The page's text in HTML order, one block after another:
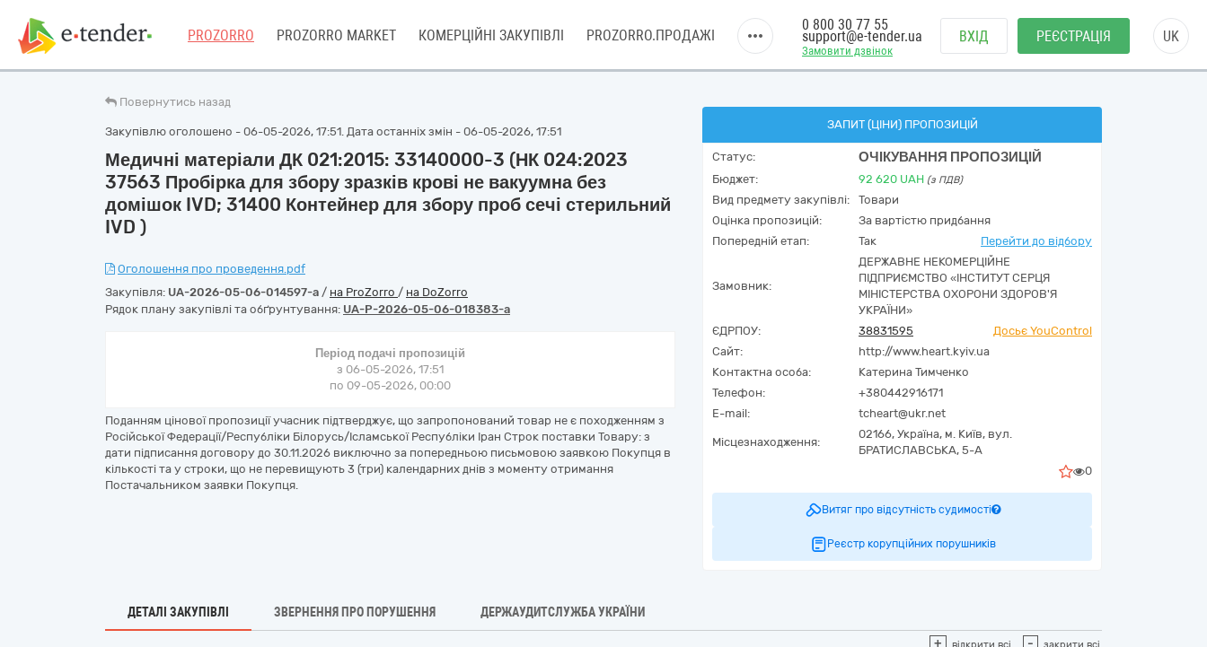
PROZORRO PROZORRO MARKET КОМЕРЦІЙНІ ЗАКУПІВЛІ PROZORRO.ПРОДАЖІ
Замовити дзвінок
0 800 30 77 55
support@e-tender.ua ВХІД РЕЄСТРАЦІЯ UK
Повернутись назад
Закупівлю оголошено - 06-05-2026, 17:51. Дата останніх змін - 06-05-2026, 17:51
Медичні матеріали ДК 021:2015: 33140000-3 (НК 024:2023
37563 Пробірка для збору зразків крові не вакуумна без
домішок IVD; 31400 Контейнер для збору проб сечі стерильний
IVD )
Оголошення про проведення.pdf
Закупівля: UA-2026-05-06-014597-a / на ProZorro / на DoZorro
Рядок плану закупівлі та обґрунтування: UA-P-2026-05-06-018383-a
Період подачі пропозицій
з 06-05-2026, 17:51
по 09-05-2026, 00:00
Поданням цінової пропозиції учасник підтверджує, що запропонований товар не є походженням з
Російської Федерації/Республіки Білорусь/Ісламської Республіки Іран Строк поставки Товару: з
дати підписання договору до 30.11.2026 виключно за попередньою письмовою заявкою Покупця в
кількості та у строки, що не перевищують 3 (три) календарних днів з моменту отримання
Постачальником заявки Покупця.
ЗАПИТ (ЦІНИ) ПРОПОЗИЦІЙ
Статус: ОЧІКУВАННЯ ПРОПОЗИЦІЙ
Бюджет: 92 620 UAH (з ПДВ)
Вид предмету закупівлі:
Товари
Оцінка пропозицій:
За вартістю придбання
Попередній етап:
Так Перейти до відбору
Замовник:
ДЕРЖАВНЕ НЕКОМЕРЦІЙНЕ
ПІДПРИЄМСТВО «ІНСТИТУТ СЕРЦЯ
МІНІСТЕРСТВА ОХОРОНИ ЗДОРОВ'Я
УКРАЇНИ»
ЄДРПОУ:
38831595
Досьє YouControl
Сайт:
http://www.heart.kyiv.ua
Контактна особа:
Катерина Тимченко
Телефон:
+380442916171
E-mail:
tcheart@ukr.net
Місцезнаходження:
02166, Україна, м. Київ, вул.
БРАТИСЛАВСЬКА, 5-А
0
Витяг про відсутність судимості
Реєстр корупційних порушників
ДЕТАЛІ ЗАКУПІВЛІ ЗВЕРНЕННЯ ПРО ПОРУШЕННЯ ДЕРЖАУДИТСЛУЖБА УКРАЇНИ
+ -